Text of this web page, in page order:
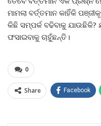
ମାମଲା ବର୍ତ୍ତମାନ କାହିଁକି
କିଛି ସମ୍ପର୍କ ବଢିବାକୁ ଯାଉଛିକି?
ଫସାଇବାକୁ ଚାହୁଁଛନ୍ତି।
0
Share Facebook